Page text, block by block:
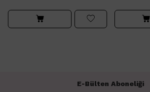
E-Bülten Aboneliği